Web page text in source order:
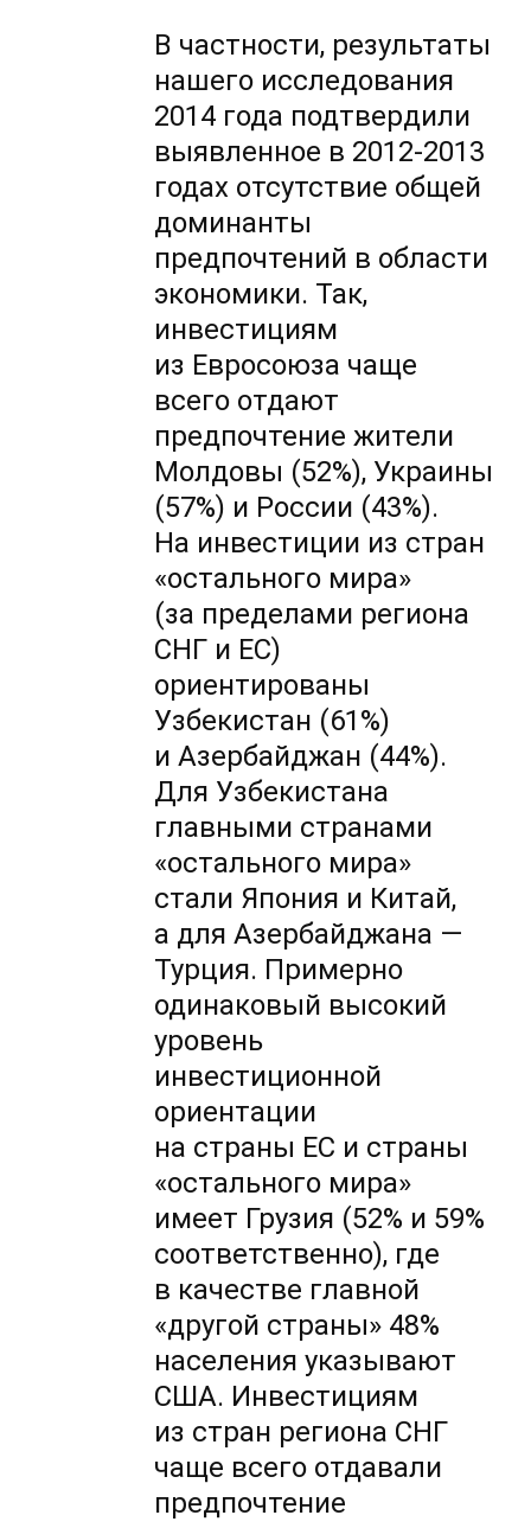
В частности, результаты
нашего исследования
2014 года подтвердили
выявленное в 2012-2013
годах отсутствие общей
доминанты
предпочтений в области
экономики. Так,
инвестициям
из Евросоюза чаще
всего отдают
предпочтение жители
Молдовы (52%), Украины
(57%) и России (43%).
На инвестиции из стран
«остального мира»
(за пределами региона
СНГ и ЕС)
ориентированы
Узбекистан (61%)
и Азербайджан (44%).
Для Узбекистана
главными странами
«остального мира»
стали Япония и Китай,
а для Азербайджана —
Турция. Примерно
одинаковый высокий
уровень
инвестиционной
ориентации
на страны ЕС и страны
«остального мира»
имеет Грузия (52% и 59%
соответственно), где
в качестве главной
«другой страны» 48%
населения указывают
США. Инвестициям
из стран региона СНГ
чаще всего отдавали
предпочтение